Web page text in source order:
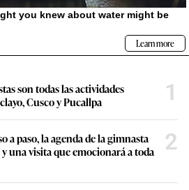
son todas las actividades
Cusco y Pucallpa
1
a paso, la agenda de la gimnasta
una visita que emocionará a toda
2